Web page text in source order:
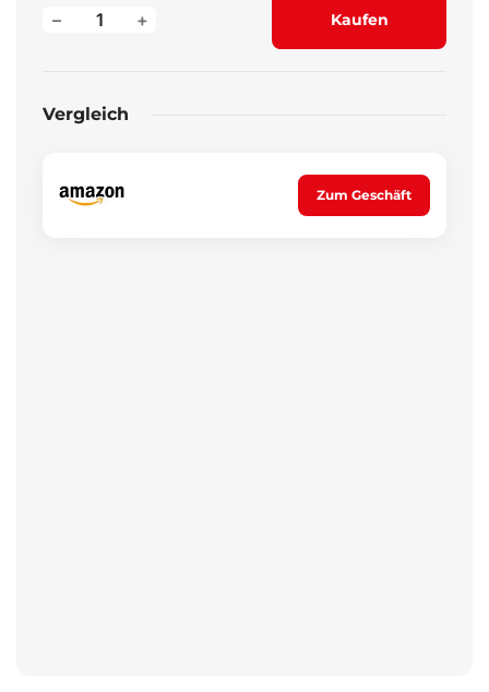
+
– Kaufen
Vergleich
Zum Geschäft